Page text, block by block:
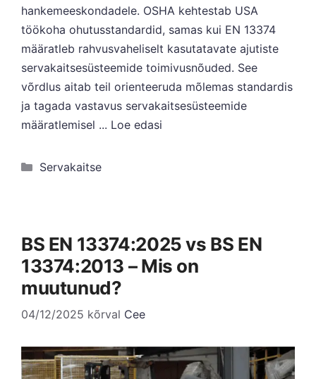
hankemeeskondadele. OSHA kehtestab USA
töökoha ohutusstandardid, samas kui EN 13374
määratleb rahvusvaheliselt kasutatavate ajutiste
servakaitsesüsteemide toimivusnõuded. See
võrdlus aitab teil orienteeruda mõlemas standardis
ja tagada vastavus servakaitsesüsteemide
määratlemisel ... Loe edasi
Kategooriad
Servakaitse
BS EN 13374:2025 vs BS EN
13374:2013 – Mis on
muutunud?
04/12/2025 kõrval Cee